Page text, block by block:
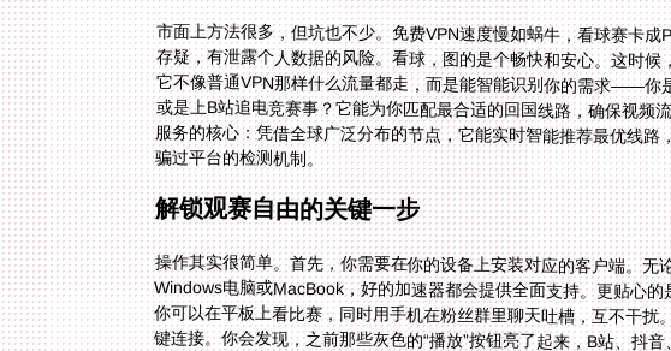
市面上方法很多，但坑也不少。免费VPN速度慢如蜗牛，看球赛卡
存疑，有泄露个人数据的风险。看球，图的是个畅快和安心。这时
它不像普通VPN那样什么流量都走，而是能智能识别你的需求——你
或是上B站追电竞赛事？它能为你匹配最合适的回国线路，确保视频
骗过平台的检测机制。
解锁观赛自由的关键一步
操作其实很简单。首先，你需要在你的设备上安装对应的客户端。
Windows电脑或MacBook，好的加速器都会提供全面支持。更贴心的
你可以在平板上看比赛，同时用手机在粉丝群里聊天吐槽，互不干扰
键连接。你会发现，之前那些灰色的“播放”按钮亮了起来，B站、